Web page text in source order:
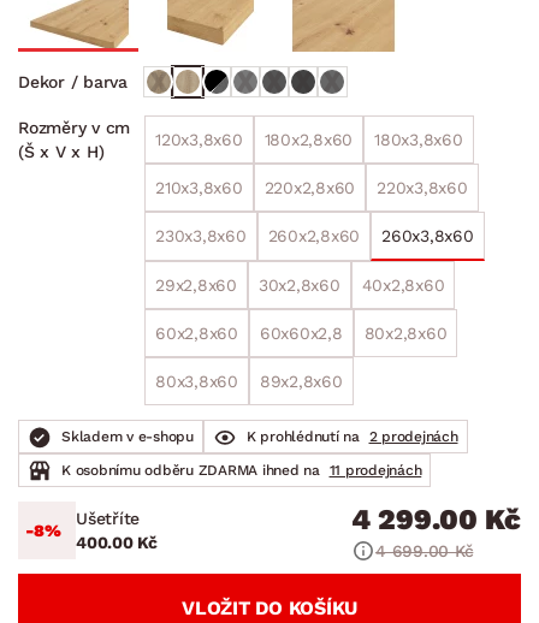
Dekor / barva
Rozměry v cm
(Š x V x H)
120x3,8x60 180x2,8x60 180x3,8x60
210x3,8x60 220x2,8x60 220x3,8x60
230x3,8x60 260x2,8x60 260x3,8x60
29x2,8x60 30x2,8x60 40x2,8x60
60x2,8x60 60x60x2,8 80x2,8x60
80x3,8x60 89x2,8x60
Skladem v e-shopu K prohlédnutí na
2 prodejnách
K osobnímu odběru ZDARMA ihned na
11 prodejnách
-8%
Ušetříte
400.00 Kč
4 299.00 Kč
4 699.00 Kč
VLOŽIT DO KOŠÍKU